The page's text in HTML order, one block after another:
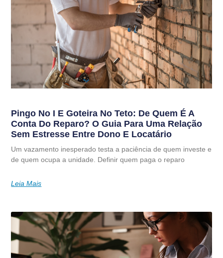
Pingo No I E Goteira No Teto: De Quem É A
Conta Do Reparo? O Guia Para Uma Relação
Sem Estresse Entre Dono E Locatário
Um vazamento inesperado testa a paciência de quem investe e
de quem ocupa a unidade. Definir quem paga o reparo
Leia Mais